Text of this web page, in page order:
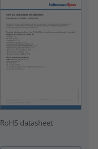
RoHS datasheet